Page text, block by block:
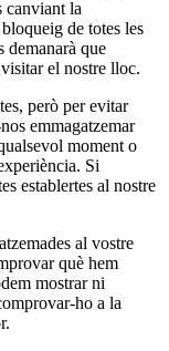
canviant la
de totes les
demanarà que
el nostre lloc.
però per evitar
emmagatzemar
moment o
Si
establertes al nostre
al vostre
què hem
mostrar ni
ho a la